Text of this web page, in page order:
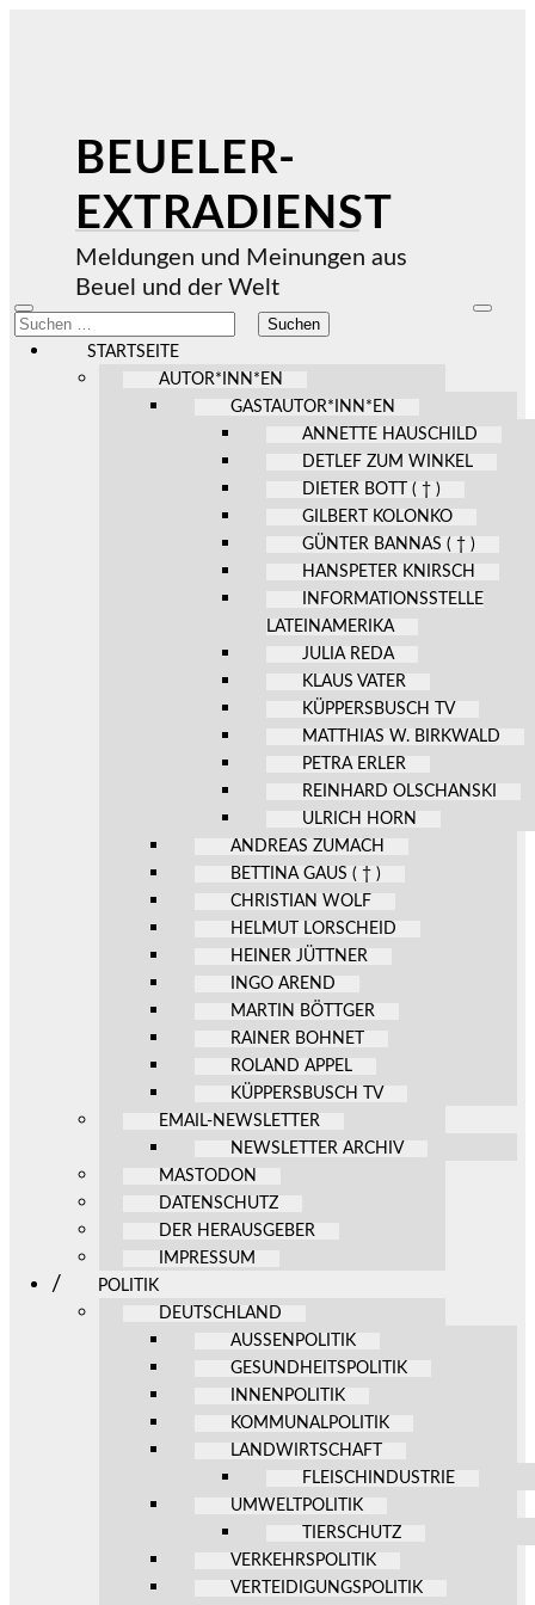
BEUELER-
EXTRADIENST
Meldungen und Meinungen aus
Beuel und der Welt
Mobile-
Menü
ein-/ausblenden
Suchen
nach:
STARTSEITE
AUTOR*INN*EN
GASTAUTOR*INN*EN
ANNETTE HAUSCHILD
DETLEF ZUM WINKEL
DIETER BOTT ( † )
GILBERT KOLONKO
GÜNTER BANNAS ( † )
HANSPETER KNIRSCH
INFORMATIONSSTELLE
LATEINAMERIKA
JULIA REDA
KLAUS VATER
KÜPPERSBUSCH TV
MATTHIAS W. BIRKWALD
PETRA ERLER
REINHARD OLSCHANSKI
ULRICH HORN
ANDREAS ZUMACH
BETTINA GAUS ( † )
CHRISTIAN WOLF
HELMUT LORSCHEID
HEINER JÜTTNER
INGO AREND
MARTIN BÖTTGER
RAINER BOHNET
ROLAND APPEL
KÜPPERSBUSCH TV
EMAIL-NEWSLETTER
NEWSLETTER ARCHIV
MASTODON
DATENSCHUTZ
DER HERAUSGEBER
IMPRESSUM
POLITIK
DEUTSCHLAND
AUSSENPOLITIK
GESUNDHEITSPOLITIK
INNENPOLITIK
KOMMUNALPOLITIK
LANDWIRTSCHAFT
FLEISCHINDUSTRIE
UMWELTPOLITIK
TIERSCHUTZ
VERKEHRSPOLITIK
VERTEIDIGUNGSPOLITIK